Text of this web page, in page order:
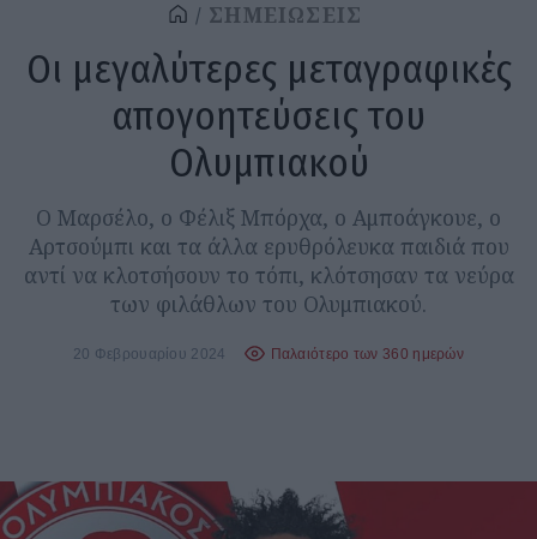
ΣΗΜΕΙΩΣΕΙΣ
Οι μεγαλύτερες μεταγραφικές
απογοητεύσεις του
Ολυμπιακού
Ο Μαρσέλο, ο Φέλιξ Μπόρχα, ο Αμποάγκουε, ο
Αρτσούμπι και τα άλλα ερυθρόλευκα παιδιά που
αντί να κλοτσήσουν το τόπι, κλότσησαν τα νεύρα
των φιλάθλων του Ολυμπιακού.
20 Φεβρουαρίου 2024 Παλαιότερο των 360 ημερών